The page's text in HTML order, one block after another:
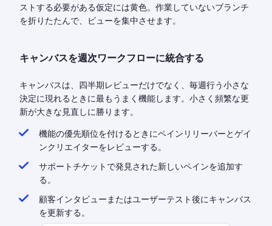
ストする必要がある仮定には黄色。作業していないブランチ
を折りたたんで、ビューを集中させます。
キャンバスを週次ワークフローに統合する
キャンバスは、四半期レビューだけでなく、毎週行う小さな
決定に現れるときに最もうまく機能します。小さく頻繁な更
新が大きな見直しに勝ります。
機能の優先順位を付けるときにペインリリーバーとゲイ
ンクリエイターをレビューする。
サポートチケットで発見された新しいペインを追加す
る。
顧客インタビューまたはユーザーテスト後にキャンバス
を更新する。